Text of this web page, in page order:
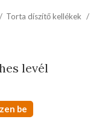
Torta díszítő kellékek
levél
be